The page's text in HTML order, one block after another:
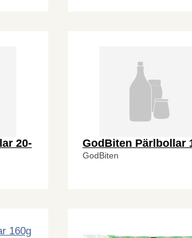
20-
GodBiten Pärlbollar
GodBiten